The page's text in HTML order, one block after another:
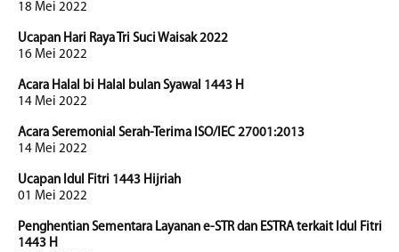
18 Mei 2022
Ucapan Hari Raya Tri Suci Waisak 2022
16 Mei 2022
Acara Halal bi Halal bulan Syawal 1443 H
14 Mei 2022
Acara Seremonial Serah-Terima ISO/IEC 27001:2013
14 Mei 2022
Ucapan Idul Fitri 1443 Hijriah
01 Mei 2022
Penghentian Sementara Layanan e-STR dan ESTRA terkait Idul Fitri
1443 H